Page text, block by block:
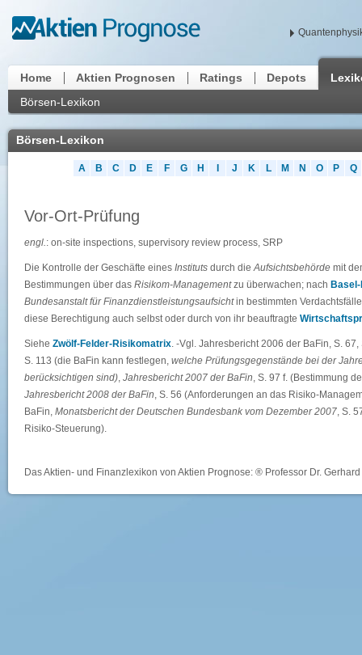
Home Aktien Prognosen Ratings Depots
Börsen-Lexikon
Börsen-Lexikon
A B C D E F G H J K L M N O P Q
Vor-Ort-Prüfung
engl.: on-site inspections, supervisory review process, SRP
Die Kontrolle der Geschäfte eines Instituts durch dieAufsichtsbehörde mit
Bestimmungen über das Risikom-Managementzu überwachen; nach Basel-
Bundesanstalt für Finanzdienstleistungsaufsichtin bestimmten
diese Berechtigung auch selbst oder durch von ihr beauftragte
Siehe Zwölf-Felder-Risikomatrix. -Vgl. Jahresbericht 2006 der BaFin, S.
S. 113 (die BaFin kann festlegen, welche Prüfungsgegenstände bei der
berücksichtigen sind), Jahresbericht 2007 der BaFin, S. 97 f. (Bestimmung
Jahresbericht 2008 der BaFin, S. 56 (Anforderungen an das Risiko-
BaFin, Monatsbericht der Deutschen Bundesbank vom Dezember 2007, S.
Risiko-Steuerung).
Das Aktien- und Finanzlexikon von Aktien Prognose: ® Professor Dr.